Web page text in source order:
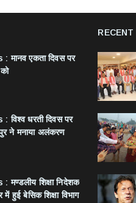
एकता दिवस पर
धरती दिवस पर
ने मनाया अलंकरण
शिक्षा निदेशक
हुई बेसिक शिक्षा विभाग